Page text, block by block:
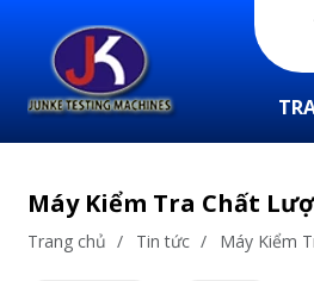
Máy Kiểm Tra Chất
Trang chủ / Tin tức / Máy Kiểm